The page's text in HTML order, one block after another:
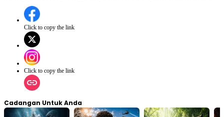
tak lagi lembut. Mae fikir dia boleh tipu projek bernilai 45 bilion? Peter bekukan semua
akaun. Sekarang, Mae dan Lucas yang akan bayar harga paling mahal. “Kau ingat aku
masih bodoh? Tunggu saja.”
Click to copy the link
Click to copy the link
Cadangan Untuk Anda